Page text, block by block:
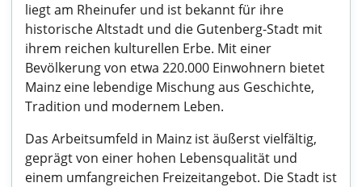
liegt am Rheinufer und ist bekannt für ihre
historische Altstadt und die Gutenberg-Stadt mit
ihrem reichen kulturellen Erbe. Mit einer
Bevölkerung von etwa 220.000 Einwohnern bietet
Mainz eine lebendige Mischung aus Geschichte,
Tradition und modernem Leben.
Das Arbeitsumfeld in Mainz ist äußerst vielfältig,
geprägt von einer hohen Lebensqualität und
einem umfangreichen Freizeitangebot. Die Stadt ist